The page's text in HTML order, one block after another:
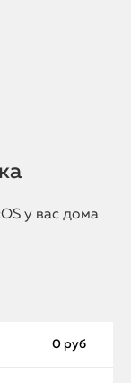
у вас дома
0 руб